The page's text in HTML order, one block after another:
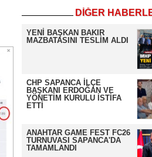
DİĞER
YENİ BAŞKAN BAKIR
MAZBATASINI TESLİM ALDI
CHP SAPANCA İLÇE
BAŞKANI ERDOĞAN VE
YÖNETİM KURULU İSTİFA
ETTİ
ANAHTAR GAME FEST FC26
TURNUVASI SAPANCA'DA
TAMAMLANDI